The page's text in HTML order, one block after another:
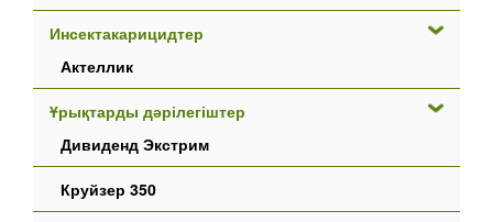
Инсектакарицидтер
Актеллик
Ұрықтарды дәрілегіштер
Дивиденд Экстрим
Круйзер 350